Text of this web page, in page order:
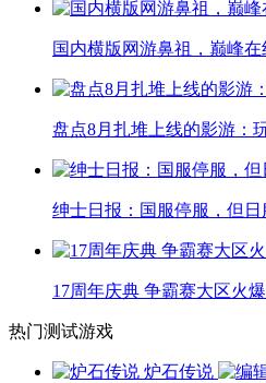
国内横版网游鼻祖，巅峰在
盘点8月扎堆上线的影游：
绅士日报：国服停服，但
17周年庆典 争霸赛大区火
热门测试游戏
炉石传说